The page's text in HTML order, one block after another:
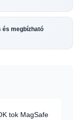
és megbízható
tok MagSafe